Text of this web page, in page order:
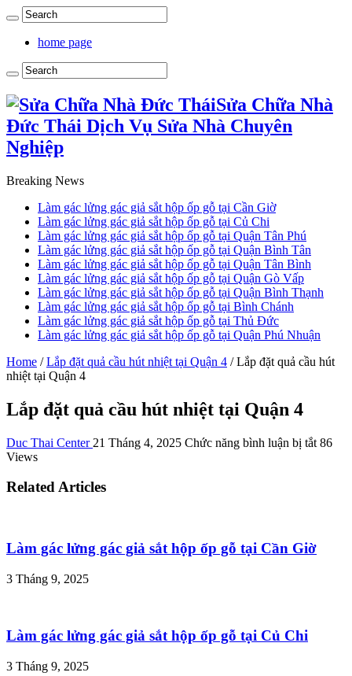
home page
Sửa Chữa Nhà
Đức Thái Dịch Vụ Sửa Nhà Chuyên
Nghiệp
Breaking News
Làm gác lửng gác giả sắt hộp ốp gỗ tại Cần Giờ
Làm gác lửng gác giả sắt hộp ốp gỗ tại Củ Chi
Làm gác lửng gác giả sắt hộp ốp gỗ tại Quận Tân Phú
Làm gác lửng gác giả sắt hộp ốp gỗ tại Quận Bình Tân
Làm gác lửng gác giả sắt hộp ốp gỗ tại Quận Tân Bình
Làm gác lửng gác giả sắt hộp ốp gỗ tại Quận Gò Vấp
Làm gác lửng gác giả sắt hộp ốp gỗ tại Quận Bình Thạnh
Làm gác lửng gác giả sắt hộp ốp gỗ tại Bình Chánh
Làm gác lửng gác giả sắt hộp ốp gỗ tại Thủ Đức
Làm gác lửng gác giả sắt hộp ốp gỗ tại Quận Phú Nhuận
Home / Lắp đặt quả cầu hút nhiệt tại Quận 4 / Lắp đặt quả cầu hút
nhiệt tại Quận 4
Lắp đặt quả cầu hút nhiệt tại Quận 4
Duc Thai Center 21 Tháng 4, 2025 Chức năng bình luận bị tắtở
Quận
86
Views
Related Articles
Làm gác lửng gác giả sắt hộp ốp gỗ tại Cần Giờ
3 Tháng 9, 2025
Làm gác lửng gác giả sắt hộp ốp gỗ tại Củ Chi
3 Tháng 9, 2025